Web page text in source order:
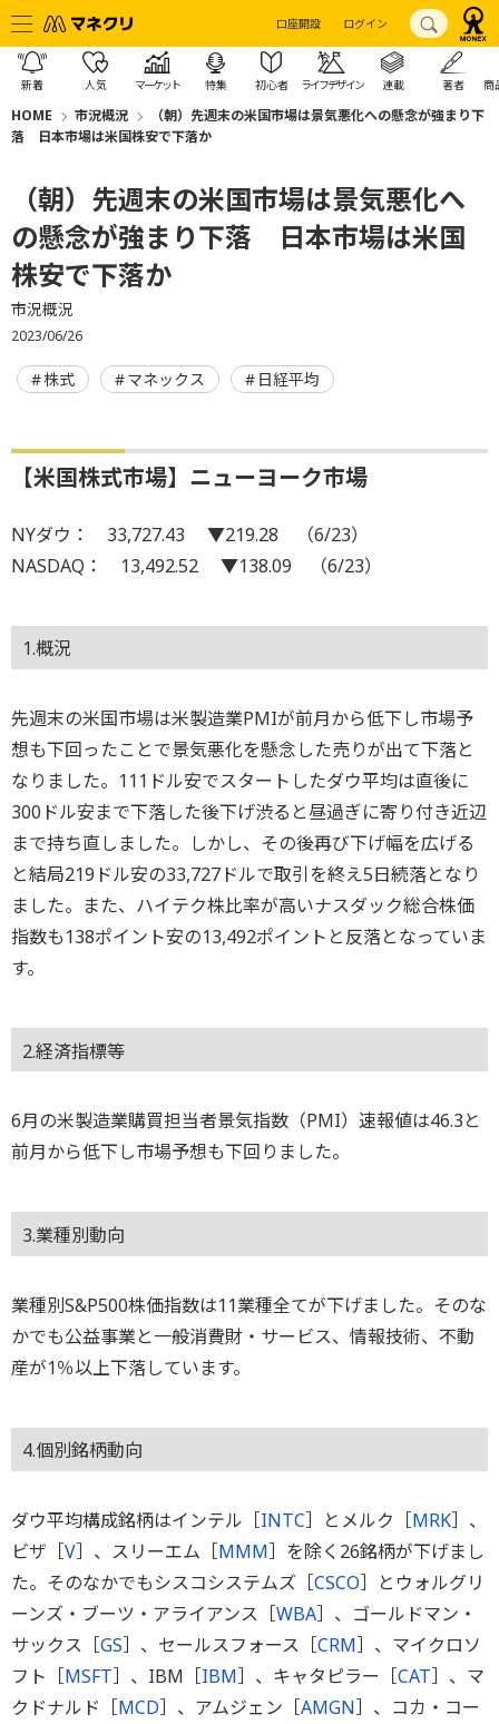
口座開設 ログイン
新着 人気 マーケット 特集 初心者 ライフデザイン 連載 著者 商
HOME 市況概況
（朝）先週末の米国市場は景気悪化への懸念が強まり下
落 日本市場は米国株安で下落か
（朝）先週末の米国市場は景気悪化へ
の懸念が強まり下落 日本市場は米国
株安で下落か
市況概況
2023/06/26
株式 マネックス 日経平均
【米国株式市場】ニューヨーク市場
NYダウ： 33,727.43 ▼219.28 （6/23）
NASDAQ： 13,492.52 ▼138.09 （6/23）
1.概況
先週末の米国市場は米製造業PMIが前月から低下し市場予
想も下回ったことで景気悪化を懸念した売りが出て下落と
なりました。111ドル安でスタートしたダウ平均は直後に
300ドル安まで下落した後下げ渋ると昼過ぎに寄り付き近辺
まで持ち直しました。しかし、その後再び下げ幅を広げる
と結局219ドル安の33,727ドルで取引を終え5日続落となり
ました。また、ハイテク株比率が高いナスダック総合株価
指数も138ポイント安の13,492ポイントと反落となっていま
す。
2.経済指標等
6月の米製造業購買担当者景気指数（PMI）速報値は46.3と
前月から低下し市場予想も下回りました。
3.業種別動向
業種別S&P500株価指数は11業種全てが下げました。そのな
かでも公益事業と一般消費財・サービス、情報技術、不動
産が1％以上下落しています。
4.個別銘柄動向
ダウ平均構成銘柄はインテル［INTC］とメルク［MRK］、
ビザ［V］、スリーエム［MMM］を除く26銘柄が下げまし
た。そのなかでもシスコシステムズ［CSCO］とウォルグリ
ーンズ・ブーツ・アライアンス［WBA］、ゴールドマン・
サックス［GS］、セールスフォース［CRM］、マイクロソ
フト［MSFT］、IBM［IBM］、キャタピラー［CAT］、マ
クドナルド［MCD］、アムジェン［AMGN］、コカ・コー